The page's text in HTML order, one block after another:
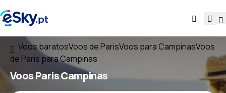
Voos baratosVoos de ParisVoos para CampinasVoos
de Paris para Campinas
VoosParis Campinas